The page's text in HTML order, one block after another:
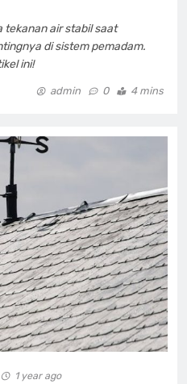
air stabil saat
di sistem pemadam.
ini!
admin 0 4 mins
1 year ago